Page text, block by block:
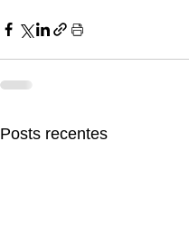
Posts recentes